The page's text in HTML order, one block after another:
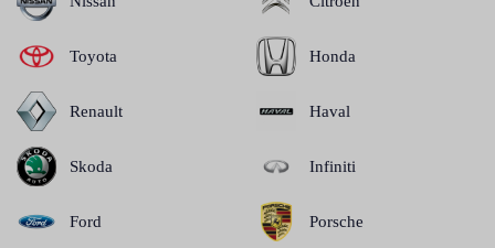
Toyota
Renault
Skoda
Ford
Honda
Haval
Infiniti
Porsche